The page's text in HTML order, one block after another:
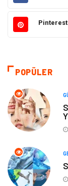
Moda
Bilgisayar &
Makine
Giyim
Keyif & Hobi
Pinterest
POPÜLER